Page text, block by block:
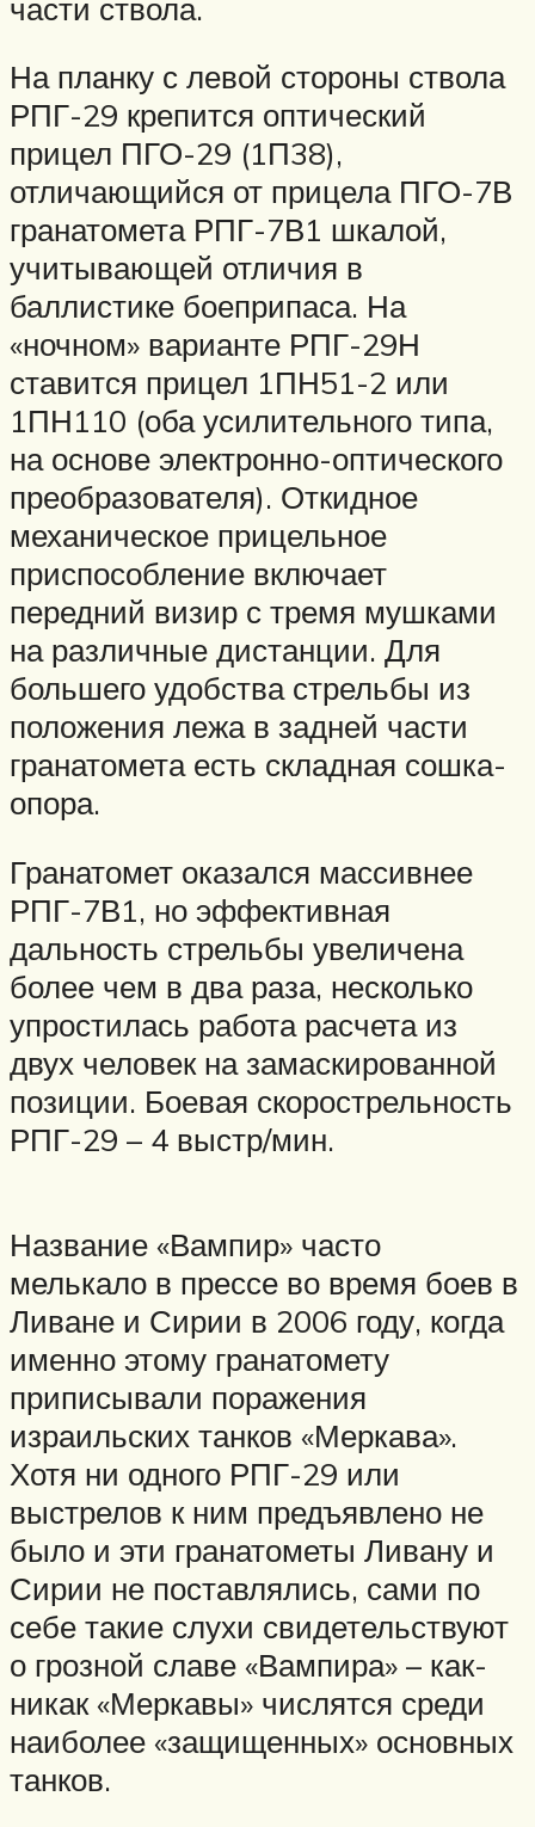
части ствола.
На планку с левой стороны ствола
РПГ-29 крепится оптический
прицел ПГО-29 (1П38),
отличающийся от прицела ПГО-7В
гранатомета РПГ-7В1 шкалой,
учитывающей отличия в
баллистике боеприпаса. На
«ночном» варианте РПГ-29Н
ставится прицел 1ПН51-2 или
1ПН110 (оба усилительного типа,
на основе электронно-оптического
преобразователя). Откидное
механическое прицельное
приспособление включает
передний визир с тремя мушками
на различные дистанции. Для
большего удобства стрельбы из
положения лежа в задней части
гранатомета есть складная сошка-
опора.
Гранатомет оказался массивнее
РПГ-7В1, но эффективная
дальность стрельбы увеличена
более чем в два раза, несколько
упростилась работа расчета из
двух человек на замаскированной
позиции. Боевая скорострельность
РПГ-29 – 4 выстр/мин.
Название «Вампир» часто
мелькало в прессе во время боев в
Ливане и Сирии в 2006 году, когда
именно этому гранатомету
приписывали поражения
израильских танков «Меркава».
Хотя ни одного РПГ-29 или
выстрелов к ним предъявлено не
было и эти гранатометы Ливану и
Сирии не поставлялись, сами по
себе такие слухи свидетельствуют
о грозной славе «Вампира» – как-
никак «Меркавы» числятся среди
наиболее «защищенных» основных
танков.